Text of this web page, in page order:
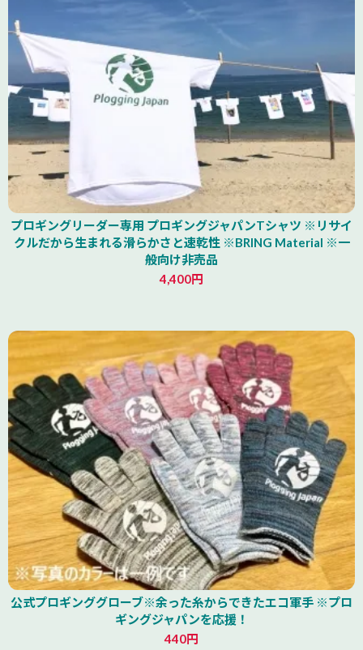
プロギングリーダー専用 プロギングジャパンTシャツ ※リサイ
クルだから生まれる滑らかさと速乾性 ※BRING Material ※一
般向け非売品
4,400円
公式プロギンググローブ※余った糸からできたエコ軍手 ※プロ
ギングジャパンを応援！
440円